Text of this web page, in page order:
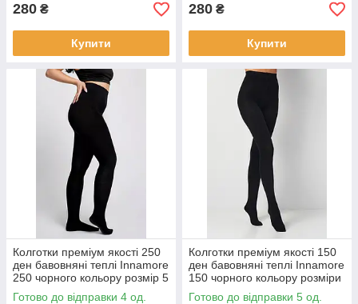
280 ₴
Купити
280 ₴
Купити
Колготки преміум якості 250
ден бавовняні теплі Innamore
250 чорного кольору розмір 5
Готово до відправки 4 од.
Колготки преміум якості 150
ден бавовняні теплі Innamore
150 чорного кольору розміри
5 і 6
Готово до відправки 5 од.